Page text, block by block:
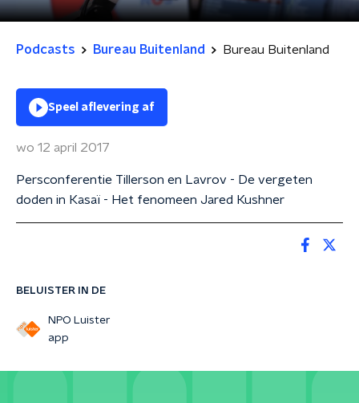
Podcasts Bureau Buitenland Bureau Buitenland
BELUISTER IN DE
NPO Luister
app
Speel aflevering af
wo 12 april 2017
Persconferentie Tillerson en Lavrov - De vergeten
doden in Kasaï - Het fenomeen Jared Kushner